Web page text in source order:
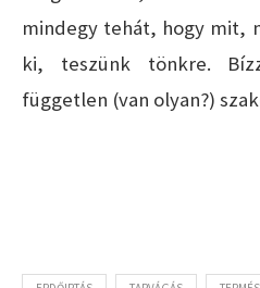
mindegy tehát, hogy mit,
ki, teszünk tönkre.
független (van olyan?)